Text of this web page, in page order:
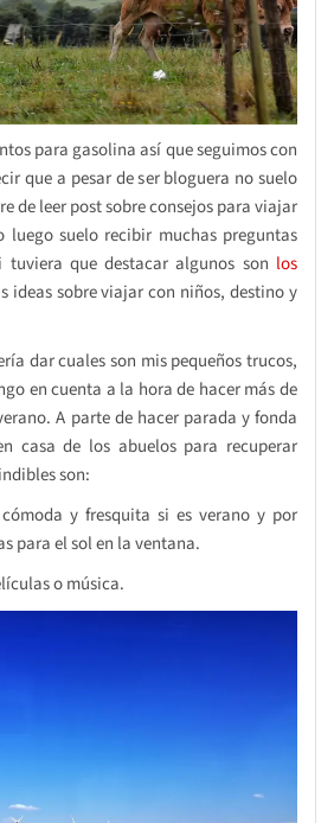
para gasolina así que seguimos con
que a pesar de ser bloguera no suelo
de leer post sobre consejos para viajar
luego suelo recibir muchas preguntas
que destacar algunos son los
ideas sobre viajar con niños, destino y
dar cuales son mis pequeños trucos,
en cuenta a la hora de hacer más de
A parte de hacer parada y fonda
casa de los abuelos para recuperar
son:
y fresquita si es verano y por
para el sol en la ventana.
o música.